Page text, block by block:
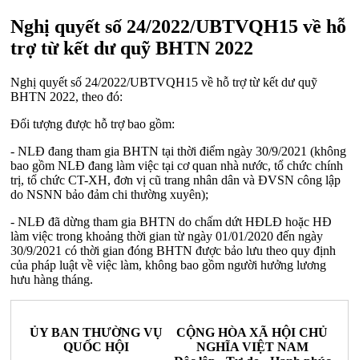
Nghị quyết số 24/2022/UBTVQH15 về hỗ
trợ từ kết dư quỹ BHTN 2022
Nghị quyết số 24/2022/UBTVQH15 về hỗ trợ từ kết dư quỹ
BHTN 2022, theo đó:
Đối tượng được hỗ trợ bao gồm:
- NLĐ đang tham gia BHTN tại thời điểm ngày 30/9/2021 (không
bao gồm NLĐ đang làm việc tại cơ quan nhà nước, tổ chức chính
trị, tổ chức CT-XH, đơn vị cũ trang nhân dân và ĐVSN công lập
do NSNN bảo đảm chi thường xuyên);
- NLĐ đã dừng tham gia BHTN do chấm dứt HĐLĐ hoặc HĐ
làm việc trong khoảng thời gian từ ngày 01/01/2020 đến ngày
30/9/2021 có thời gian đóng BHTN được bảo lưu theo quy định
của pháp luật về việc làm, không bao gồm người hưởng lương
hưu hàng tháng.
ỦY BAN THƯỜNG VỤ
QUỐC HỘI
CỘNG HÒA XÃ HỘI CHỦ
NGHĨA VIỆT NAM